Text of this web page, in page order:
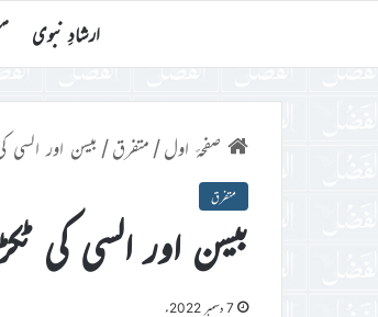
ارشادِ نبوی
صفحۂ اول/ متفرق/ بیسن اور السی
متفرق
بیسن اور السی کی
7 دسمبر 2022ء